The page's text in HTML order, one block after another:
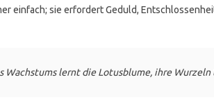
einfach; sie erfordert Geduld,
Wachstums lernt die Lotusblume, ihre